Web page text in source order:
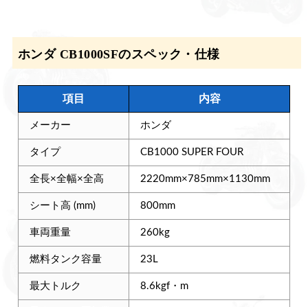
ホンダ CB1000SFのスペック・仕様
項目 内容
メーカー ホンダ
タイプ CB1000 SUPER FOUR
全長×全幅×全高 2220mm×785mm×1130mm
シート高 (mm) 800mm
車両重量 260kg
燃料タンク容量 23L
最大トルク 8.6kgf・m